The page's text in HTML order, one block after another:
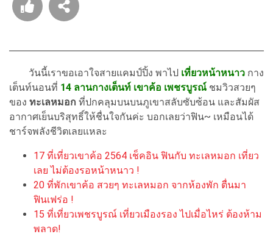
วันนี้เราขอเอาใจสายแคมป์ปิ้ง พาไป เที่ยวหน้าหนาว กาง
เต็นท์นอนที่ 14 ลานกางเต็นท์ เขาค้อ เพชรบูรณ์ ชมวิวสวยๆ
ของ ทะเลหมอก ที่ปกคลุมบนบนภูเขาสลับซับซ้อน และสัมผัส
อากาศเย็นบริสุทธิ์ให้ชื่นใจกันค่ะ บอกเลยว่าฟิน~ เหมือนได้
ชาร์จพลังชีวิตเลยแหละ
17 ที่เที่ยวเขาค้อ 2564 เช็คอิน ฟินกับ ทะเลหมอก เที่ยว
เลย ไม่ต้องรอหน้าหนาว !
20 ที่พักเขาค้อ สวยๆ ทะเลหมอก จากห้องพัก ตื่นมา
ฟินเฟร่อ !
15 ที่เที่ยวเพชรบูรณ์ เที่ยวเมืองรอง ไปเมื่อไหร่ ต้องห้าม
พลาด!